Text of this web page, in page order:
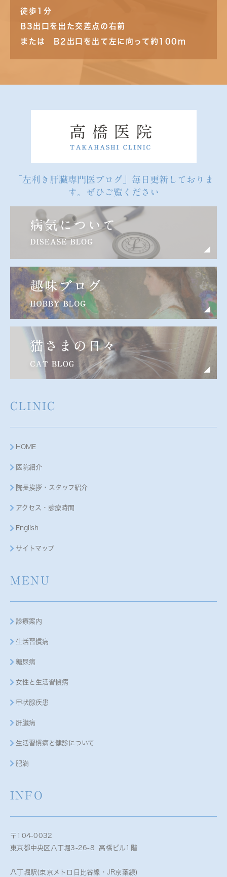
徒歩1分
B3出口を出た交差点の右前
または B2出口を出て左に向って約100m
「左利き肝臓専門医ブログ」毎日更新しておりま
す。ぜひご覧ください
CLINIC
HOME
医院紹介
院長挨拶・スタッフ紹介
アクセス・診療時間
English
サイトマップ
MENU
診療案内
生活習慣病
糖尿病
女性と生活習慣病
甲状腺疾患
肝臓病
生活習慣病と健診について
肥満
INFO
〒104-0032
東京都中央区八丁堀3-26-8 高橋ビル1階
八丁堀駅(東京メトロ日比谷線・JR京葉線)